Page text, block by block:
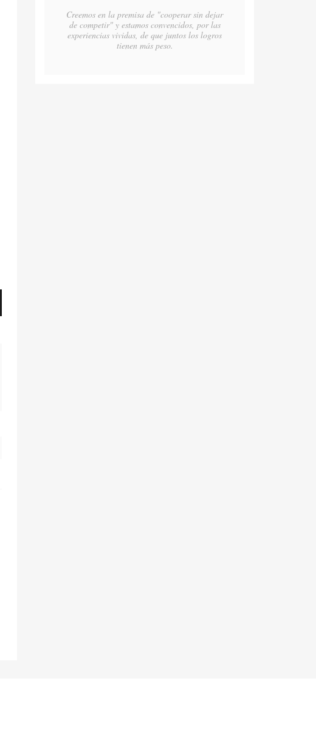
Creemos en la premisa de "cooperar sin dejar
de competir" y estamos convencidos, por las
experiencias vividas, de que juntos los logros
tienen más peso.